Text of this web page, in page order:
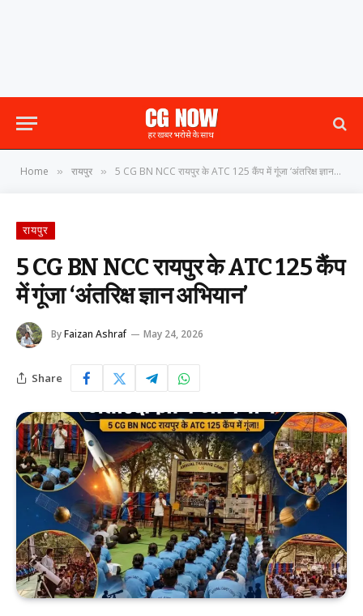
Home » रायपुर » 5 CG BN NCC रायपुर के ATC 125 कैंप में गूंजा ‘अंतरिक्ष ज्ञान अभियान’
रायपुर
5 CG BN NCC रायपुर के ATC 125 कैंप
में गूंजा ‘अंतरिक्ष ज्ञान अभियान’
ByFaizan Ashraf May 24, 2026
Share